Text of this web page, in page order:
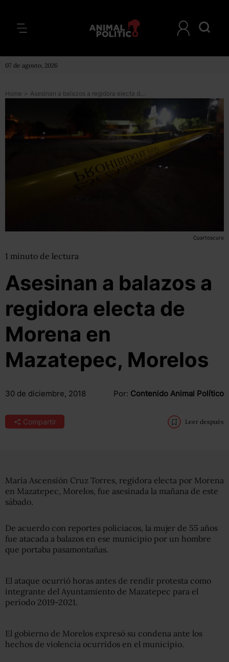
07 de agosto, 2026
Home > Asesinan a balazos a regidora electa de Morena en Mazatepec, Morelos
Cuartoscuro
1 minuto de lectura
Asesinan a balazos a
regidora electa de
Morena en
Mazatepec, Morelos
30 de diciembre, 2018 Por: Contenido Animal Político
Compartir Leer después
María Ascensión Cruz Torres, regidora electa por Morena
en Mazatepec, Morelos, fue asesinada la mañana de este
sábado.
De acuerdo con reportes policiacos, la mujer de 55 años
fue atacada a balazos en ese municipio por un hombre
que portaba pasamontañas.
El ataque ocurrió horas antes de rendir protesta como
integrante del Ayuntamiento de Mazatepec para el
periodo 2019-2021.
El gobierno de Morelos expresó su condena ante los
hechos de violencia ocurridos en el municipio.